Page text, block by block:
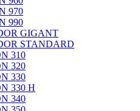
970
990
GIGANT
STANDARD
310
320
330
330 H
340